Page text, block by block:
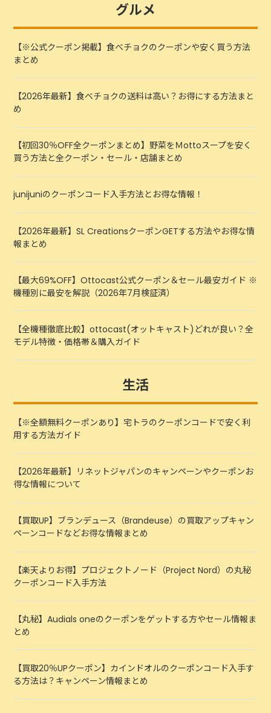
グルメ
【※公式クーポン掲載】食べチョクのクーポンや安く買う方法
まとめ
【2026年最新】食べチョクの送料は高い？お得にする方法まと
め
【初回30％OFF全クーポンまとめ】野菜をＭottoスープを安く
買う方法と全クーポン・セール・店舗まとめ
junijuniのクーポンコード入手方法とお得な情報！
【2026年最新】SL CreationsクーポンGETする方法やお得な情
報まとめ
【最大69%OFF】Ottocast公式クーポン＆セール最安ガイド ※
機種別に最安を解説（2026年7月検証済）
【全機種徹底比較】ottocast(オットキャスト)どれが良い？全
モデル特徴・価格帯＆購入ガイド
生活
【※全額無料クーポンあり】宅トラのクーポンコードで安く利
用する方法ガイド
【2026年最新】リネットジャパンのキャンペーンやクーポンお
得な情報について
【買取UP】ブランデュース（Brandeuse）の買取アップキャン
ペーンコードなどお得な情報まとめ
【楽天よりお得】プロジェクトノード（Project Nord）の丸秘
クーポンコード入手方法
【丸秘】Audials oneのクーポンをゲットする方やセール情報ま
とめ
【買取20％UPクーポン】カインドオルのクーポンコード入手す
る方法は？キャンペーン情報まとめ